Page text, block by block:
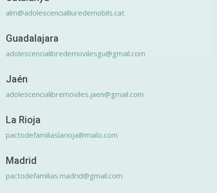
alm@adolescencialliuredemobils.cat
Guadalajara
adolescencialibredemovilesgu@gmail.com
Jaén
adolescencialibremoviles.jaen@gmail.com
La Rioja
pactodefamiliaslarioja@mailo.com
Madrid
pactodefamilias.madrid@gmail.com